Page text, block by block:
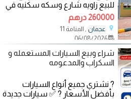
للبيع زاويه شارع وسكه سكنيه في
الشارع يعتبر من
260000 درهم
عجمان , المنامة 11
06/08/2026
شراء وبيع السيارات المستعمله و
السكراب والمدعومه
? نشتري جميع أنواع السيارات
بأفضل الأسعار ? ✅ سيارات جديدة